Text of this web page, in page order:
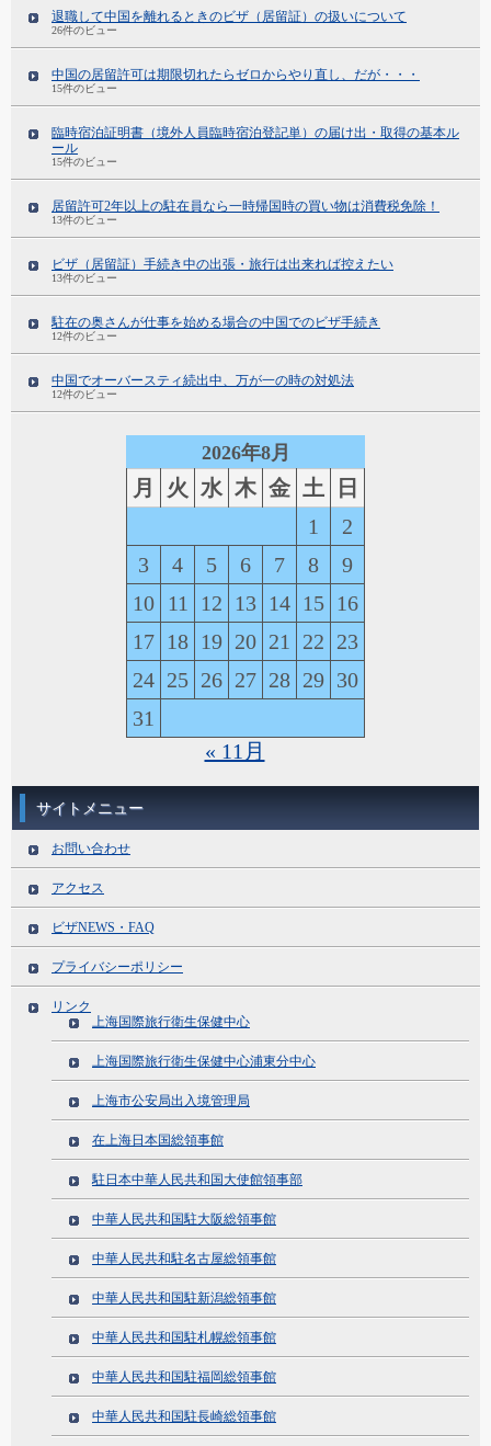
退職して中国を離れるときのビザ（居留証）の扱いについて
26件のビュー
中国の居留許可は期限切れたらゼロからやり直し、だが・・・
15件のビュー
臨時宿泊証明書（境外人員臨時宿泊登記単）の届け出・取得の基本ル
ール
15件のビュー
居留許可2年以上の駐在員なら一時帰国時の買い物は消費税免除！
13件のビュー
ビザ（居留証）手続き中の出張・旅行は出来れば控えたい
13件のビュー
駐在の奥さんが仕事を始める場合の中国でのビザ手続き
12件のビュー
中国でオーバースティ続出中、万が一の時の対処法
12件のビュー
2026年8月
月 火 水 木 金 土
日
1
2
3
4 5 6 7 8
9
10
11 12 13 14 15 16
17 18 19 20 21 22 23
24 25 26 27 28 29 30
31
« 11月
サイトメニュー
お問い合わせ
アクセス
ビザNEWS・FAQ
プライバシーポリシー
リンク
上海国際旅行衛生保健中心
上海国際旅行衛生保健中心浦東分中心
上海市公安局出入境管理局
在上海日本国総領事館
駐日本中華人民共和国大使館領事部
中華人民共和国駐大阪総領事館
中華人民共和駐名古屋総領事館
中華人民共和国駐新潟総領事館
中華人民共和国駐札幌総領事館
中華人民共和国駐福岡総領事館
中華人民共和国駐長崎総領事館